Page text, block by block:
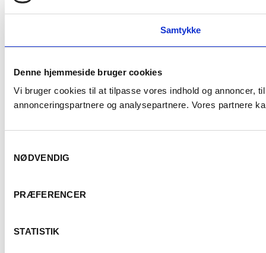
Samtykke
Denne hjemmeside bruger cookies
Vi bruger cookies til at tilpasse vores indhold og annoncer,
annonceringspartnere og analysepartnere. Vores partnere
NØDVENDIG
PRÆFERENCER
STATISTIK